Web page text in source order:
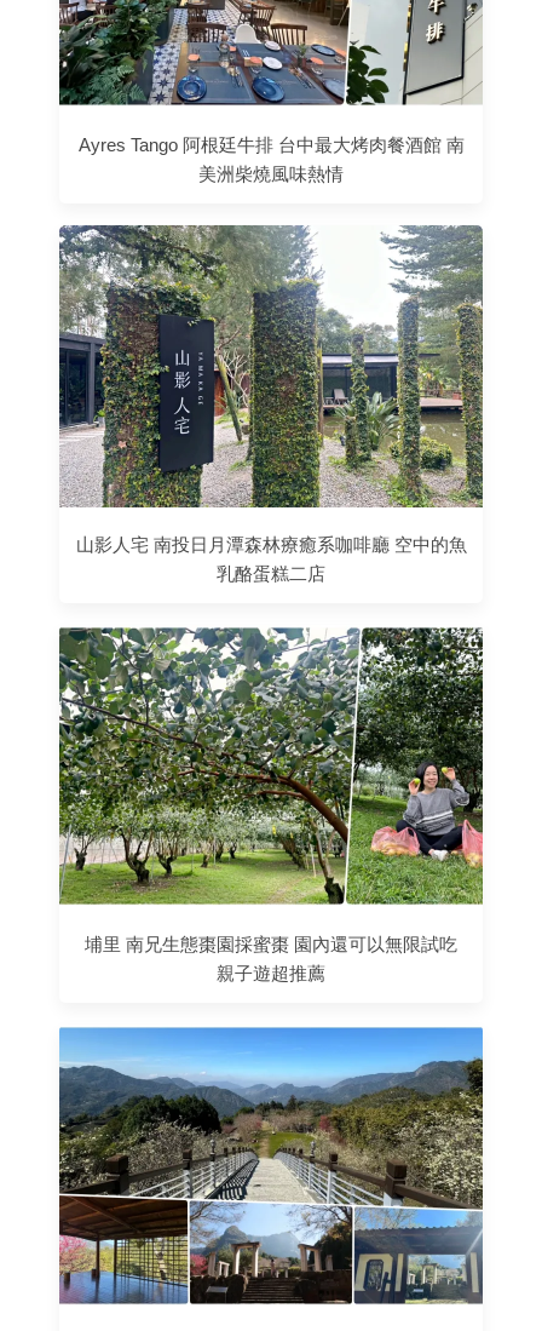
Ayres Tango 阿根廷牛排 台中最大烤肉餐酒館 南
美洲柴燒風味熱情
山影人宅 南投日月潭森林療癒系咖啡廳 空中的魚
乳酪蛋糕二店
埔里 南兄生態棗園採蜜棗 園內還可以無限試吃
親子遊超推薦